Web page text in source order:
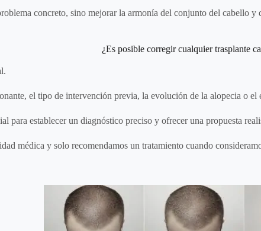
concreto, sino mejorar la armonía del conjunto del cabello y
¿Es posible corregir cualquier trasplante
el tipo de intervención previa, la evolución de la alopecia o
para establecer un diagnóstico preciso y ofrecer una propuesta
médica y solo recomendamos un tratamiento cuando